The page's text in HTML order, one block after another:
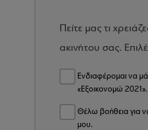
Πείτε μας τι
ακινήτου σας.
Ενδιαφέρομαι να
«Εξοικονομώ 2021».
Θέλω βοήθεια για
μου.